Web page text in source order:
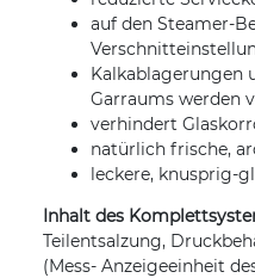
auf den Steamer-
Kalkablagerungen
Garraums werden
verhindert
natürlich frische,
leckere, knusprig-
Inhalt des
Teilentsalzung,
(Mess- Anzeigeeinheit